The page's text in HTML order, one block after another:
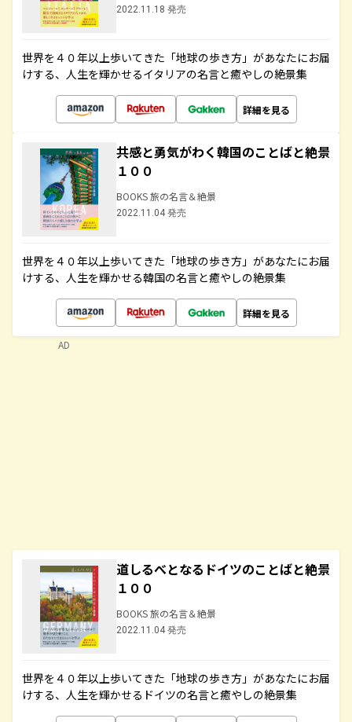
2022.11.18 発売
世界を４０年以上歩いてきた「地球の歩き方」があなたにお届
けする、人生を輝かせるイタリアの名言と癒やしの絶景集
詳細を見る
共感と勇気がわく韓国のことばと絶景
１００
BOOKS 旅の名言＆絶景
2022.11.04 発売
世界を４０年以上歩いてきた「地球の歩き方」があなたにお届
けする、人生を輝かせる韓国の名言と癒やしの絶景集
詳細を見る
道しるべとなるドイツのことばと絶景
１００
BOOKS 旅の名言＆絶景
2022.11.04 発売
世界を４０年以上歩いてきた「地球の歩き方」があなたにお届
けする、人生を輝かせるドイツの名言と癒やしの絶景集
AD